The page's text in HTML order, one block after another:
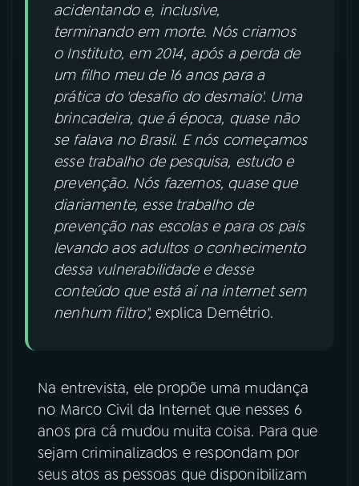
acidentando e, inclusive,
terminando em morte. Nós criamos
o Instituto, em 2014, após a perda de
um filho meu de 16 anos para a
prática do 'desafio do desmaio'. Uma
brincadeira, que á época, quase não
se falava no Brasil. E nós começamos
esse trabalho de pesquisa, estudo e
prevenção. Nós fazemos, quase que
diariamente, esse trabalho de
prevenção nas escolas e para os pais
levando aos adultos o conhecimento
dessa vulnerabilidade e desse
conteúdo que está aí na internet sem
nenhum filtro",explica Demétrio.
Na entrevista, ele propõe uma mudança
no Marco Civil da Internet que nesses 6
anos pra cá mudou muita coisa. Para que
sejam criminalizados e respondam por
seus atos as pessoas que disponibilizam